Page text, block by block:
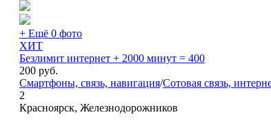
+ Ещё 0 фото
ХИТ
Безлимит интернет + 2000 минут = 400
200 руб.
Смартфоны, связь, навигация/Сотовая связь,
2
Красноярск, Железнодорожников